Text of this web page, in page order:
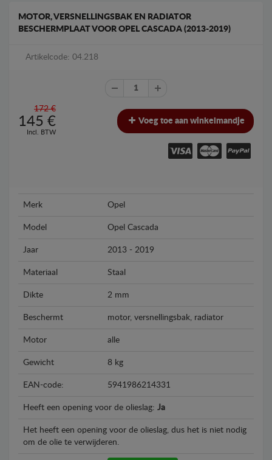
MOTOR, VERSNELLINGSBAK EN RADIATOR
BESCHERMPLAAT VOOR OPEL CASCADA (2013-2019)
Artikelcode: 04.218
172 €
145 €
Incl. BTW
Voeg toe aan winkelmandje
Merk Opel
Model Opel Cascada
Jaar 2013 - 2019
Materiaal Staal
Dikte 2 mm
Beschermt motor, versnellingsbak, radiator
Motor alle
Gewicht 8 kg
EAN-code: 5941986214331
Heeft een opening voor de olieslag: Ja
Het heeft een opening voor de olieslag, dus het is niet nodig
om de olie te verwijderen.